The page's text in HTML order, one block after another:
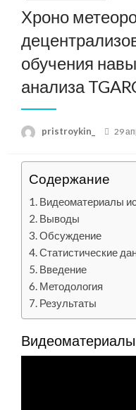
Хроно
обучения
анализа
pristroykin_ 29
Содержание
Видеоматериалы
Выводы
Обсуждение
Статистические
Введение
Методология
Результаты